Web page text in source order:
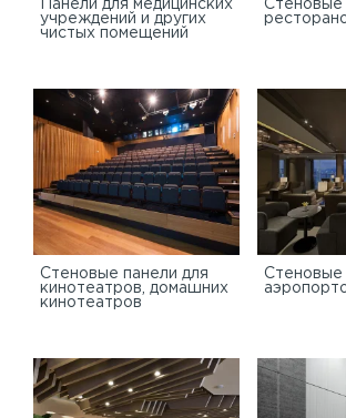
Панели для медицинских
учреждений и других
чистых помещений
Стеновые
Стеновые панели для
кинотеатров, домашних
кинотеатров
Стеновые